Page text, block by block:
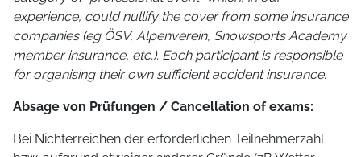
experience, could nullify the cover from some insurance
companies (eg ÖSV, Alpenverein, Snowsports Academy
member insurance, etc.). Each participant is responsible
for organising their own sufficient accident insurance.
Absage von Prüfungen / Cancellation of exams:
Bei Nichterreichen der erforderlichen Teilnehmerzahl